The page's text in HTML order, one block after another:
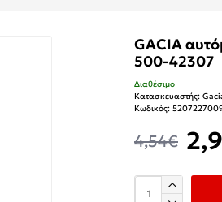
GACIA
500-42307
4,54€
Διαθέσιμο
Κατασκευαστής:
Κωδικός: